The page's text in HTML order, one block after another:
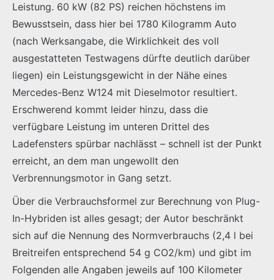
Leistung. 60 kW (82 PS) reichen höchstens im
Bewusstsein, dass hier bei 1780 Kilogramm Auto
(nach Werksangabe, die Wirklichkeit des voll
ausgestatteten Testwagens dürfte deutlich darüber
liegen) ein Leistungsgewicht in der Nähe eines
Mercedes-Benz W124 mit Dieselmotor resultiert.
Erschwerend kommt leider hinzu, dass die
verfügbare Leistung im unteren Drittel des
Ladefensters spürbar nachlässt – schnell ist der Punkt
erreicht, an dem man ungewollt den
Verbrennungsmotor in Gang setzt.
Über die Verbrauchsformel zur Berechnung von Plug-
In-Hybriden ist alles gesagt; der Autor beschränkt
sich auf die Nennung des Normverbrauchs (2,4 l bei
Breitreifen entsprechend 54 g CO2/km) und gibt im
Folgenden alle Angaben jeweils auf 100 Kilometer